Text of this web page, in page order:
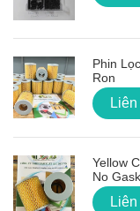
Phin
Ron
Yellow
No